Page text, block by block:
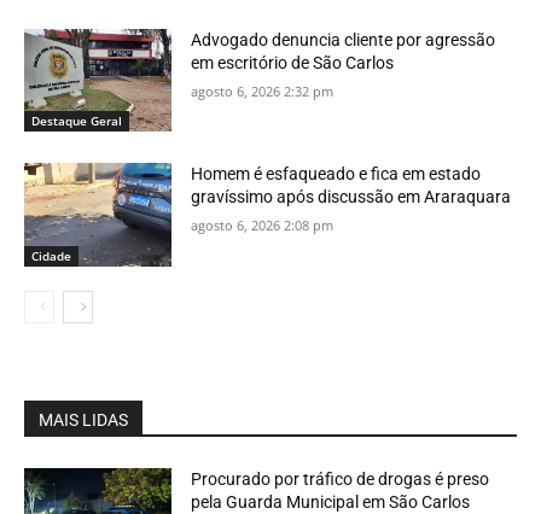
Destaque Geral
Advogado denuncia cliente por agressão
em escritório de São Carlos
agosto 6, 2026 2:32 pm
Cidade
Homem é esfaqueado e fica em estado
gravíssimo após discussão em Araraquara
agosto 6, 2026 2:08 pm
MAIS LIDAS
Procurado por tráfico de drogas é preso
pela Guarda Municipal em São Carlos